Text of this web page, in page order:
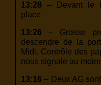
13:28 – Devant le
place
13:26 – Grosse
descendre de la
Midi. Contrôle des
nous signale au
13:16 – Deux AG